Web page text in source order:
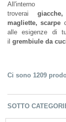
troveraigiacche,
magliette, scarpe
alle esigenze di
il grembiule da
Ci sono 1209
SOTTO